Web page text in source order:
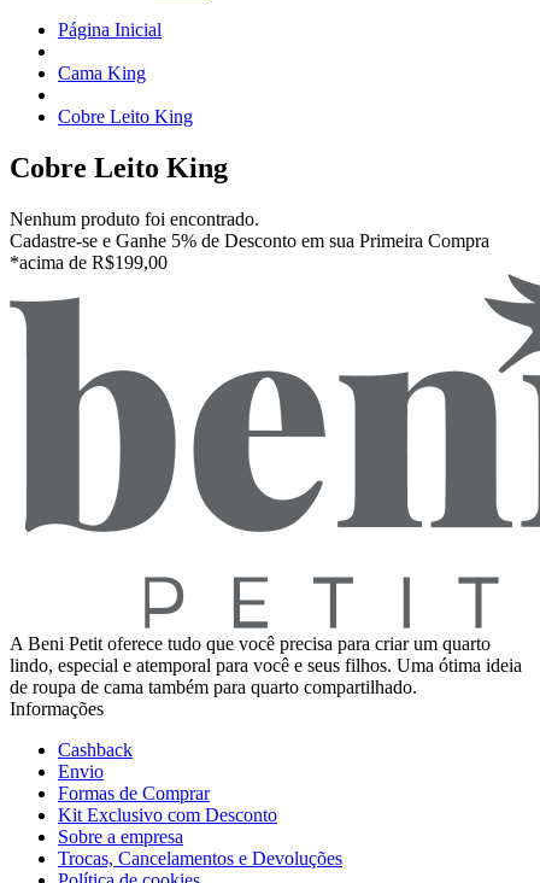
Página Inicial
Cama King
Cobre Leito King
Cobre Leito King
Nenhum produto foi encontrado.
Cadastre-se e Ganhe 5% de Desconto em sua Primeira Compra
*acima de R$199,00
A Beni Petit oferece tudo que você precisa para criar um quarto
lindo, especial e atemporal para você e seus filhos. Uma ótima ideia
de roupa de cama também para quarto compartilhado.
Informações
Cashback
Envio
Formas de Comprar
Kit Exclusivo com Desconto
Sobre a empresa
Trocas, Cancelamentos e Devoluções